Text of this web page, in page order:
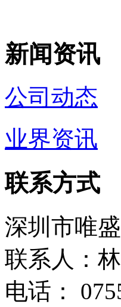
新闻资讯
公司动态
业界资讯
联系方式
深圳市唯
联系人：
电话：